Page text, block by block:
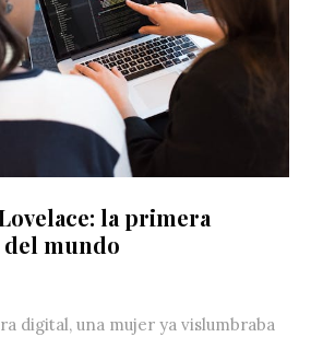
la primera
mundo
digital, una mujer ya vislumbraba